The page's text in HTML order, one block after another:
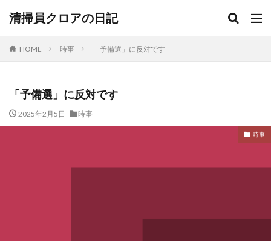
清掃員クロアの日記
HOME 時事 「予備選」に反対です
「予備選」に反対です
2025年2月5日 時事
時事